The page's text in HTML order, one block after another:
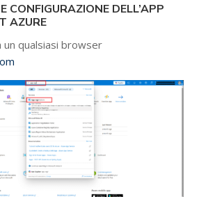
CONFIGURAZIONE DELL’APP
AZURE
un qualsiasi browser